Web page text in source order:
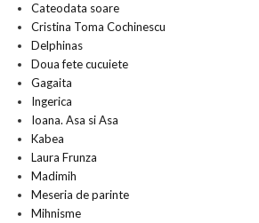
Cateodata soare
Cristina Toma Cochinescu
Delphinas
Doua fete cucuiete
Gagaita
Ingerica
Ioana. Asa si Asa
Kabea
Laura Frunza
Madimih
Meseria de parinte
Mihnisme